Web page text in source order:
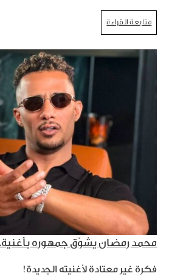
متابعة القراءة
محمد رمضان يشوّق جمهوره
فكرة غير معتادة لأغنيته الجديدة!